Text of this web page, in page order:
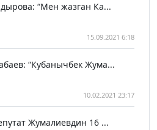
“Мен жазган Ка...
15.09.2021 6:18
“Кубанычбек Жума...
10.02.2021 23:17
Жумалиевдин 16 ...